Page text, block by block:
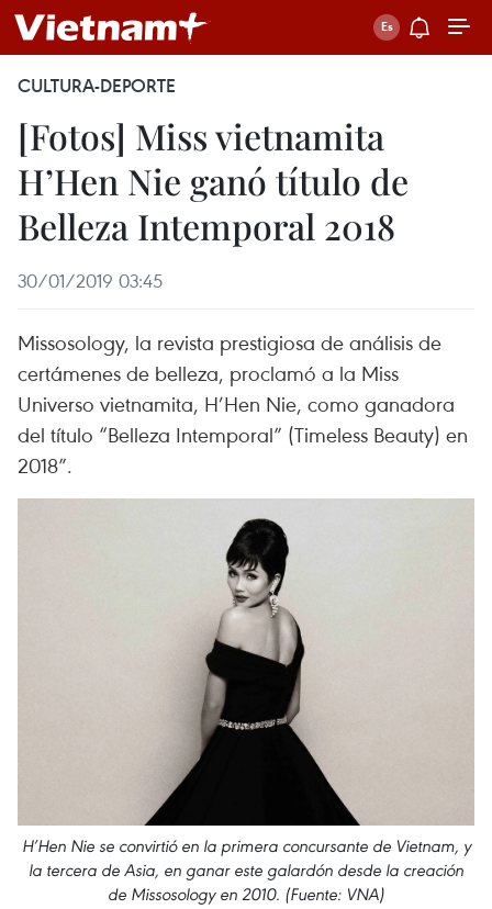
CULTURA-DEPORTE
[Fotos] Miss vietnamita
H’Hen Nie ganó título de
Belleza Intemporal 2018
30/01/2019 03:45
Missosology, la revista prestigiosa de análisis de
certámenes de belleza, proclamó a la Miss
Universo vietnamita, H’Hen Nie, como ganadora
del título “Belleza Intemporal” (Timeless Beauty) en
2018”.
H’Hen Nie se convirtió en la primera concursante de Vietnam, y
la tercera de Asia, en ganar este galardón desde la creación
de Missosology en 2010. (Fuente: VNA)